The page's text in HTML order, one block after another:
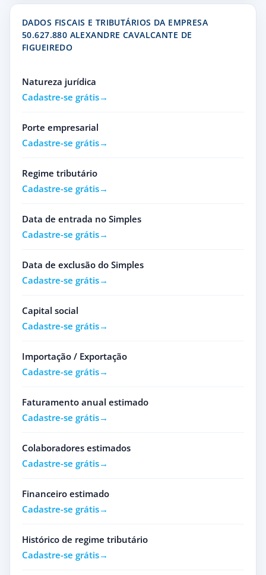
DADOS FISCAIS E TRIBUTÁRIOS DA EMPRESA
50.627.880 ALEXANDRE CAVALCANTE DE
FIGUEIREDO
Natureza jurídica
Cadastre-se grátis
Porte empresarial
Cadastre-se grátis
Regime tributário
Cadastre-se grátis
Data de entrada no Simples
Cadastre-se grátis
Data de exclusão do Simples
Cadastre-se grátis
Capital social
Cadastre-se grátis
Importação / Exportação
Cadastre-se grátis
Faturamento anual estimado
Cadastre-se grátis
Colaboradores estimados
Cadastre-se grátis
Financeiro estimado
Cadastre-se grátis
Histórico de regime tributário
Cadastre-se grátis